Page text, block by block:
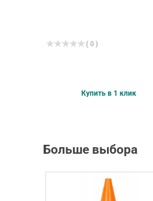
( 0 )
Купить в 1 клик
Больше выбора